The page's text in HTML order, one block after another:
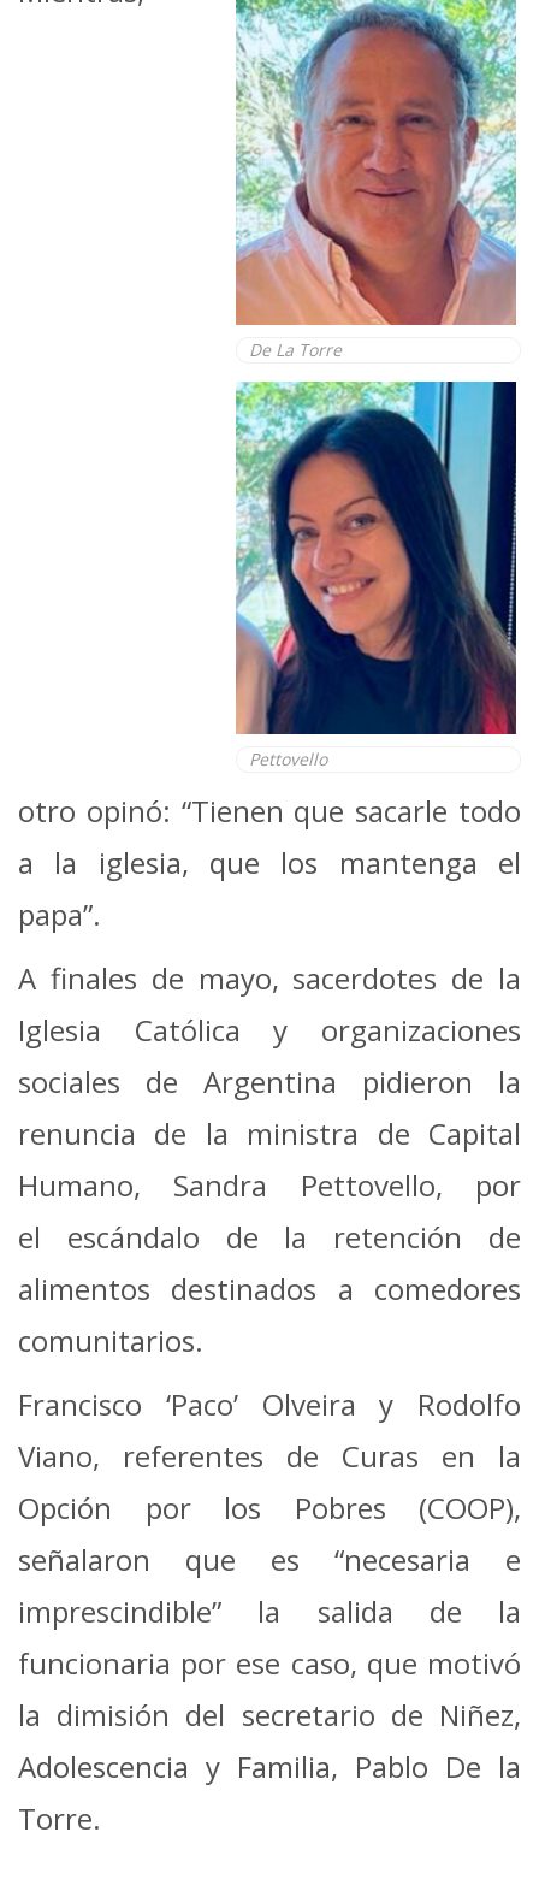
De La Torre
Pettovello
otro opinó: “Tienen que sacarle todo
a la iglesia, que los mantenga el
papa”.
A finales de mayo, sacerdotes de la
Iglesia Católica y organizaciones
sociales de Argentina pidieron la
renuncia de la ministra de Capital
Humano, Sandra Pettovello, por
el escándalo de la retención de
alimentos destinados a comedores
comunitarios.
Francisco ‘Paco’ Olveira y Rodolfo
Viano, referentes de Curas en la
Opción por los Pobres (COOP),
señalaron que es “necesaria e
imprescindible” la salida de la
funcionaria por ese caso, que motivó
la dimisión del secretario de Niñez,
Adolescencia y Familia, Pablo De la
Torre.